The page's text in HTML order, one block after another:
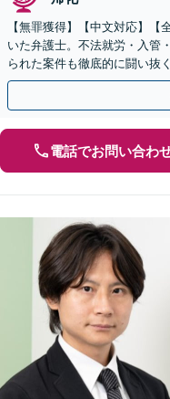
【無罪獲得】【中文対応】
いた弁護士。不法就労・入
られた案件も徹底的に闘い抜く
電話でお問い合わ